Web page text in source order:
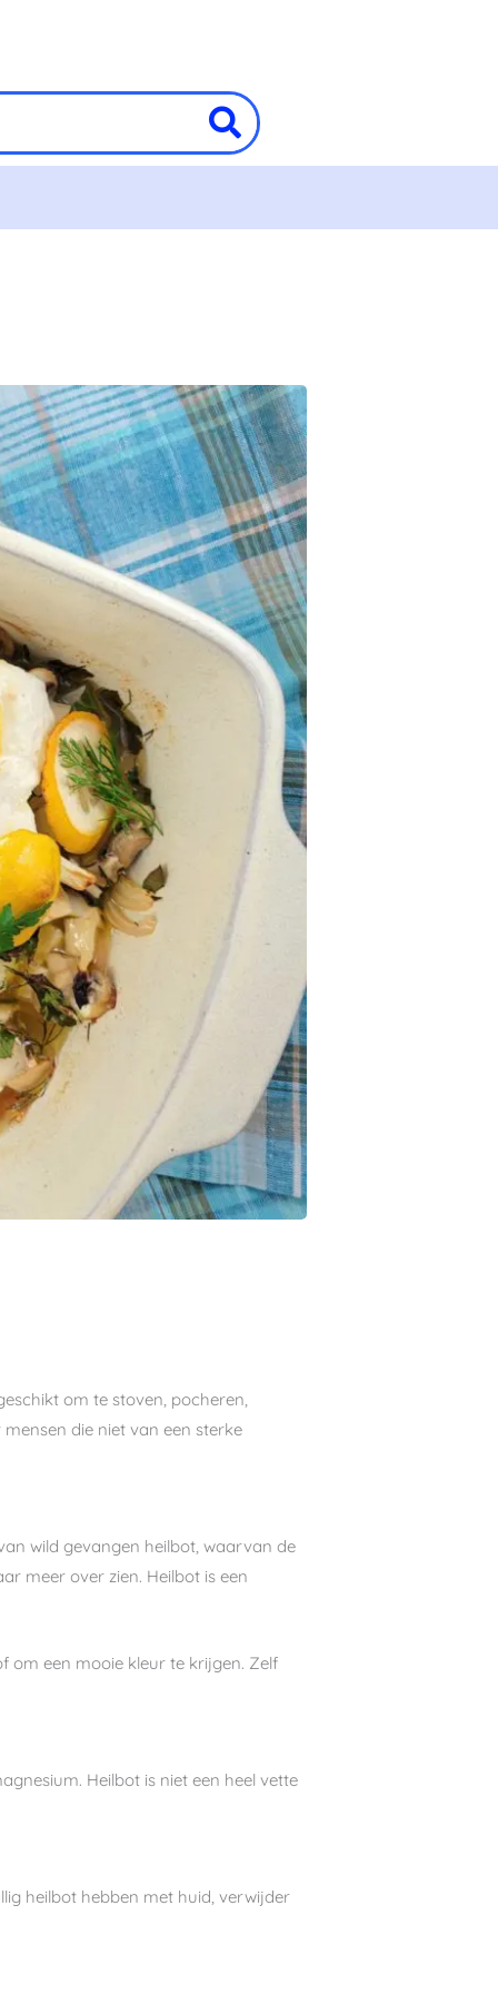
om te stoven, pocheren,
die niet van een sterke
wild gevangen heilbot, waarvan de
meer over zien. Heilbot is een
om een mooie kleur te krijgen. Zelf
Heilbot is niet een heel vette
heilbot hebben met huid, verwijder